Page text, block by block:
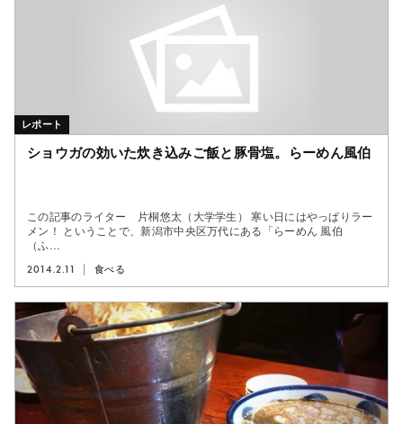
ショウガの効いた炊き込みご飯と豚骨塩。らーめん風伯
この記事のライター 片桐悠太（大学学生） 寒い日にはやっぱりラー
メン！ ということで、新潟市中央区万代にある「らーめん 風伯
（ふ...
2014.2.11 食べる
レポート